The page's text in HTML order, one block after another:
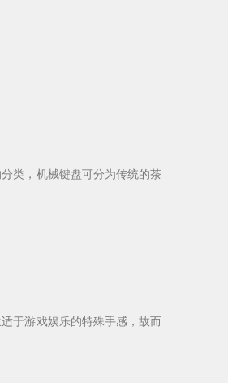
类，机械键盘可分为传统的茶
于游戏娱乐的特殊手感，故而